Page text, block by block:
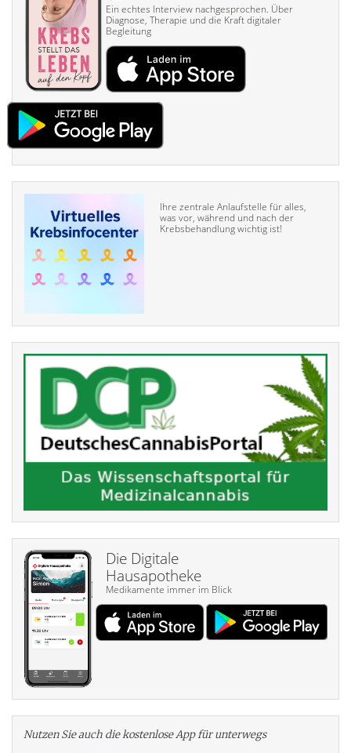
Ein echtes Interview nach­gesprochen. Über
Diagnose, Therapie und die Kraft digitaler
Begleitung
Ihre zentrale Anlaufstelle für alles,
was vor, während und nach der
Krebsbehandlung wichtig ist!
Die Digitale
Hausapotheke
Medikamente immer im Blick
Nutzen Sie auch die kosten­lose App für unterwegs